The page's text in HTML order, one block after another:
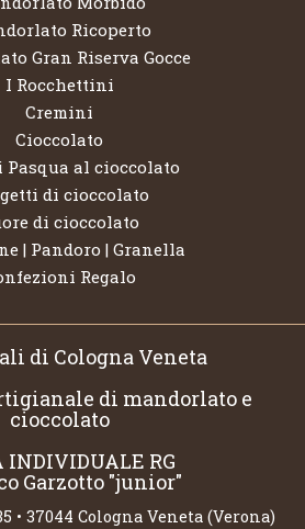
Ricoperto
Gran Riserva Gocce
I Rocchettini
Cremini
Cioccolato
Pasqua al cioccolato
di cioccolato
di cioccolato
| Pandoro | Granella
Regalo
di Cologna Veneta
di mandorlato e
cioccolato
INDIVIDUALE RG
Garzotto "junior"
• 37044 Cologna Veneta (Verona)